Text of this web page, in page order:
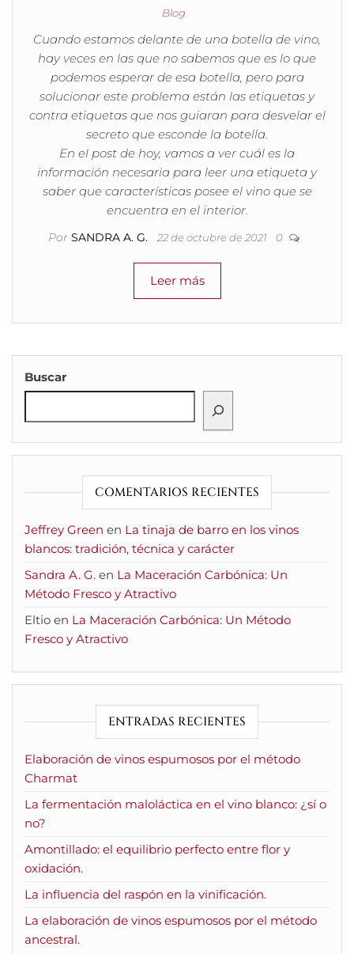
Blog
Cuando estamos delante de una botella de vino,
hay veces en las que no sabemos que es lo que
podemos esperar de esa botella, pero para
solucionar este problema están las etiquetas y
contra etiquetas que nos guiaran para desvelar el
secreto que esconde la botella.
En el post de hoy, vamos a ver cuál es la
información necesaria para leer una etiqueta y
saber que características posee el vino que se
encuentra en el interior.
Por SANDRA A. G. 22 de octubre de 2021 0
Leer más
Buscar
COMENTARIOS RECIENTES
Jeffrey Green en La tinaja de barro en los vinos
blancos: tradición, técnica y carácter
Sandra A. G. en La Maceración Carbónica: Un
Método Fresco y Atractivo
Eltio en La Maceración Carbónica: Un Método
Fresco y Atractivo
ENTRADAS RECIENTES
Elaboración de vinos espumosos por el método
Charmat
La fermentación maloláctica en el vino blanco: ¿sí o
no?
Amontillado: el equilibrio perfecto entre flor y
oxidación.
La influencia del raspón en la vinificación.
La elaboración de vinos espumosos por el método
ancestral.